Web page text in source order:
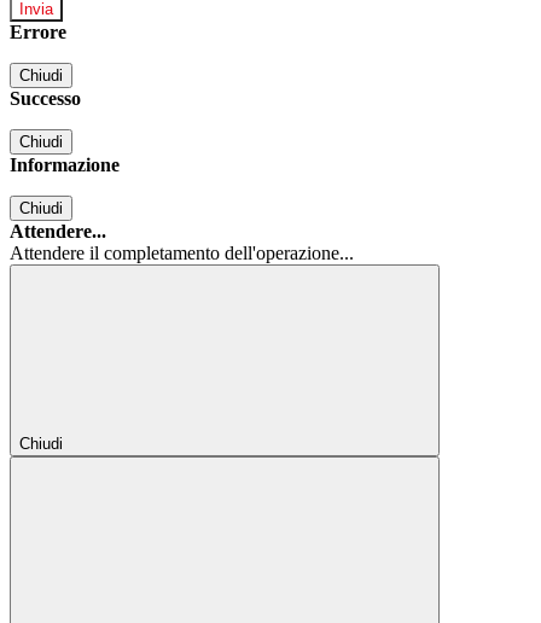
Errore
Chiudi
Successo
Chiudi
Informazione
Chiudi
Attendere...
Attendere il completamento dell'operazione...
Chiudi